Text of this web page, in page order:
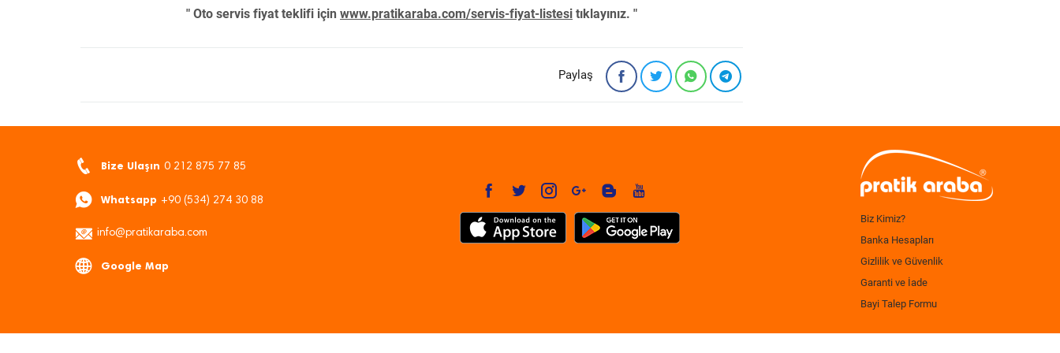
" Oto servis fiyat teklifi için www.pratikaraba.com/servis-fiyat-listesi tıklayınız. "
Paylaş
Bize Ulaşın 0 212 875 77 85
Whatsapp +90 (534) 274 30 88
info@pratikaraba.com
Google Map
Biz Kimiz?
Banka Hesapları
Gizlilik ve Güvenlik
Garanti ve İade
Bayi Talep Formu